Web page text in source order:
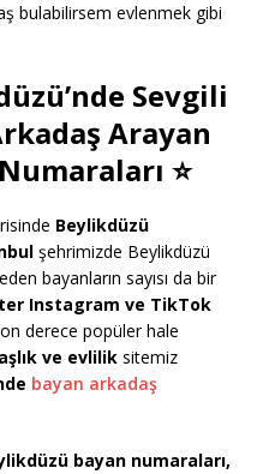
bulabilirsem evlenmek gibi
Sevgili
Arayan
⭐
Beylikdüzü
şehrimizde Beylikdüzü
bayanların sayısı da bir
Instagram ve TikTok
derece popüler hale
ve evlilik sitemiz
bayan arkadaş
bayan numaraları,